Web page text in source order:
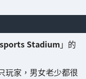
Stadium」的
玩家，男女老少都很